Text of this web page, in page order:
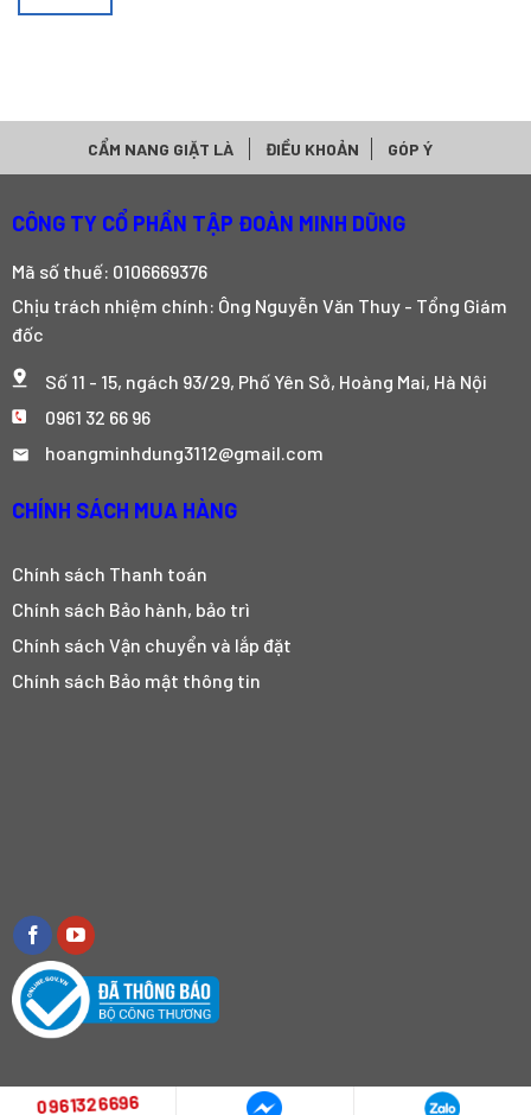
CẨM NANG GIẶT LÀ ĐIỀU KHOẢN GÓP Ý
CÔNG TY CỔ PHẦN TẬP ĐOÀN MINH DŨNG
Mã số thuế: 0106669376
Chịu trách nhiệm chính: Ông Nguyễn Văn Thuy - Tổng Giám
đốc
Số 11 - 15, ngách 93/29, Phố Yên Sở, Hoàng Mai, Hà Nội
0961 32 66 96
hoangminhdung3112@gmail.com
CHÍNH SÁCH MUA HÀNG
Chính sách Thanh toán
Chính sách Bảo hành, bảo trì
Chính sách Vận chuyển và lắp đặt
Chính sách Bảo mật thông tin
0961326696